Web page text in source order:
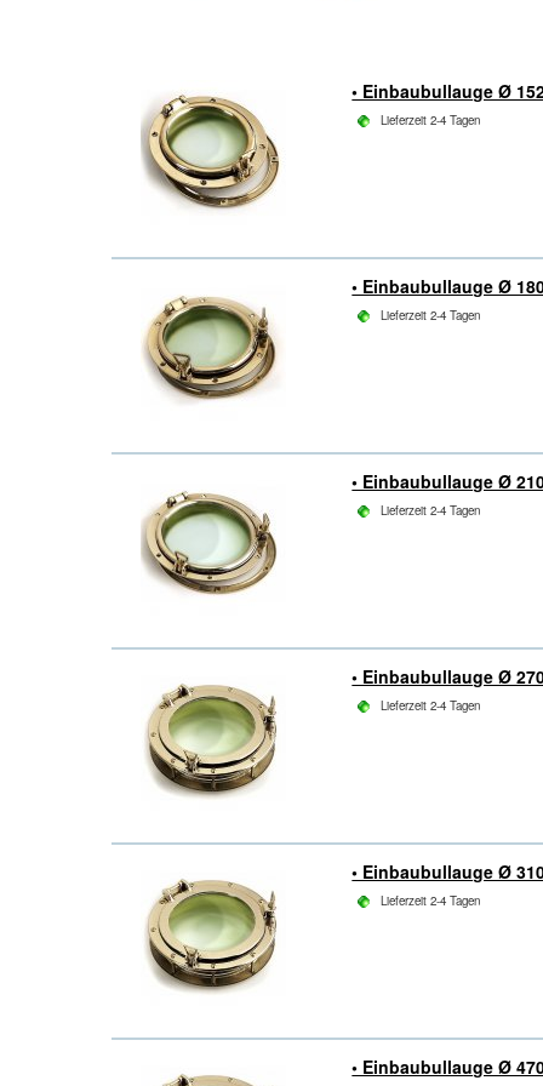
• Einbaubullauge Ø
Lieferzeit 2-4 Tagen
• Einbaubullauge Ø
Lieferzeit 2-4 Tagen
• Einbaubullauge Ø
Lieferzeit 2-4 Tagen
• Einbaubullauge Ø
Lieferzeit 2-4 Tagen
• Einbaubullauge Ø
Lieferzeit 2-4 Tagen
• Einbaubullauge Ø